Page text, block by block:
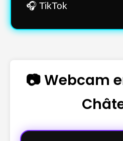
🎧 TikTok
📷 Webcam